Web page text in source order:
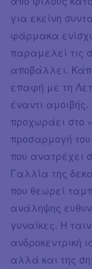
για εκείνη
φάρμακα
παραμελεί τις
αποβάλλει.
επαφή με τη
έναντι
προχωράει στο
προσαρμογή
που ανατρέχει
Γαλλία της
που θεωρεί
ανάληψης
γυναίκες. Η
ανδροκεντρική
αλλά και της